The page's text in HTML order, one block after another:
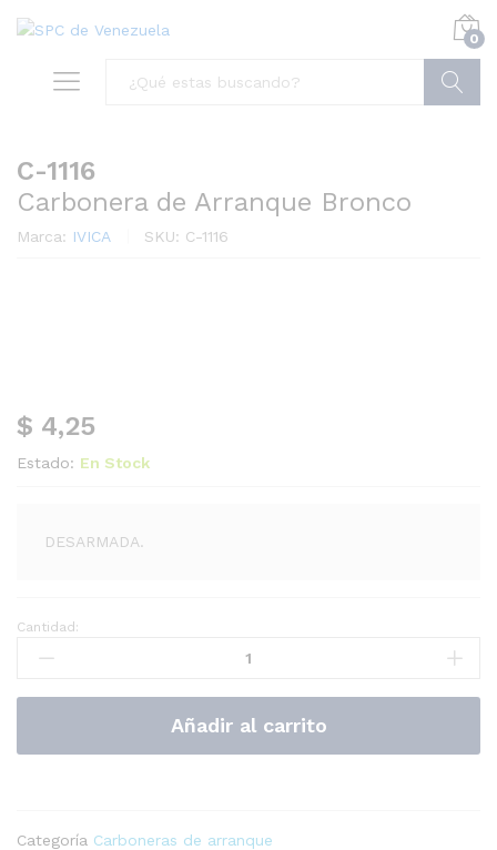
0
C-1116
Carbonera de Arranque Bronco
Marca: IVICA SKU: C-1116
$ 4,25
Estado: En Stock
DESARMADA.
C-
1116
de
Bronco
Cantidad:
Añadir al carrito
Categoría Carboneras de arranque